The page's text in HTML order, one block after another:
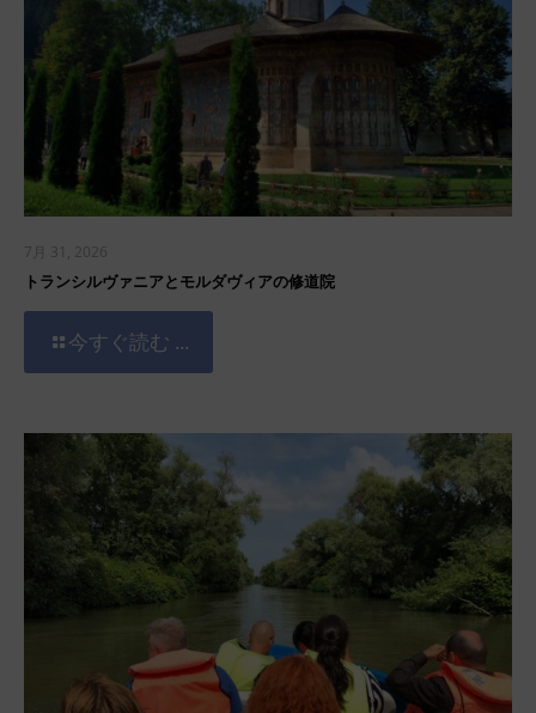
7月 31, 2026
トランシルヴァニアとモルダヴィアの修道院
今すぐ読む ...